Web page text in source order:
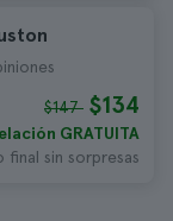
$147 $134
GRATUITA
final sin sorpresas